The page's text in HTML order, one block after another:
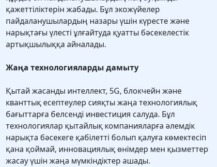
қажеттіліктерін жабады. Бұл экожүйелер
пайдаланушылардың назары үшін күресте және
нарықтағы үлесті ұлғайтуда қуатты бәсекелестік
артықшылыққа айналады.
Жаңа технологияларды дамыту
Қытай жасанды интеллект, 5G, блокчейн және
кванттық есептеулер сияқты жаңа технологиялық
бағыттарға белсенді инвестиция салуда. Бұл
технологиялар қытайлық компанияларға әлемдік
нарықта бәсекеге қабілетті болып қалуға көмектесіп
қана қоймай, инновациялық өнімдер мен қызметтер
жасау үшін жаңа мүмкіндіктер ашады.